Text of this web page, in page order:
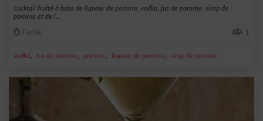
Cocktail fruité à base de liqueur de pomme, vodka, jus de pomme, sirop de
pomme et de l...
Facile 1
vodka, Jus de pomme, pomme, liqueur de pomme, sirop de pomme